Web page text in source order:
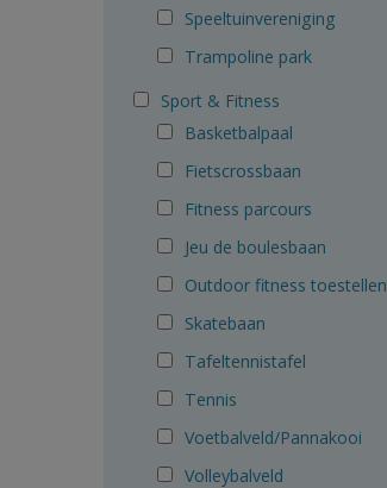
Speeltuinvereniging
Trampoline park
Sport & Fitness
Basketbalpaal
Fietscrossbaan
Fitness parcours
Jeu de boulesbaan
Outdoor fitness toestellen
Skatebaan
Tafeltennistafel
Tennis
Voetbalveld/Pannakooi
Volleybalveld